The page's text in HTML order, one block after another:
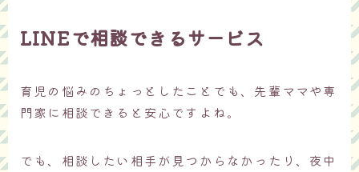
LINEで相談できるサービス
育児の悩みのちょっとしたことでも、先輩ママや専
門家に相談できると安心ですよね。
でも、相談したい相手が見つからなかったり、夜中